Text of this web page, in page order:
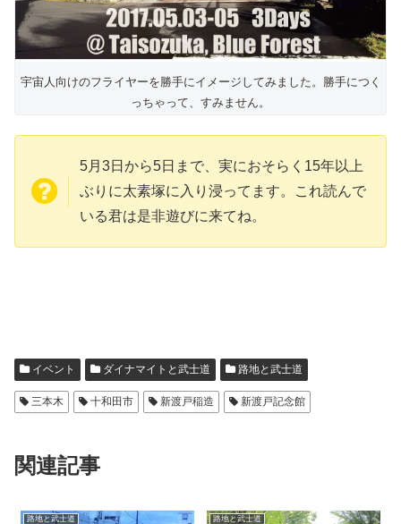
宇宙人向けのフライヤーを勝手にイメージしてみました。勝手につく
っちゃって、すみません。
5月3日から5日まで、実におそらく15年以上
ぶりに太素塚に入り浸ってます。これ読んで
いる君は是非遊びに来てね。
イベント ダイナマイトと武士道 路地と武士道
三本木 十和田市 新渡戸稲造 新渡戸記念館
関連記事
路地と武士道 路地と武士道